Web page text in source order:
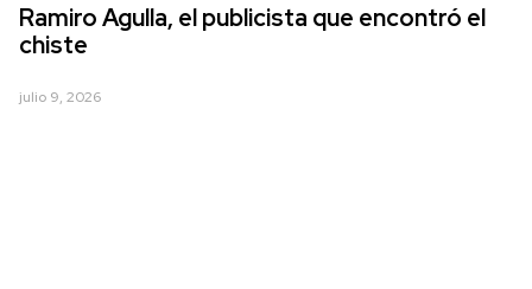
Ramiro Agulla, el publicista que encontró el
chiste
julio 9, 2026